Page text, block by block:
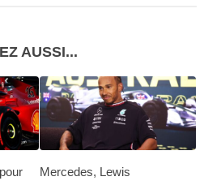
AUSSI...
Mercedes, Lewis